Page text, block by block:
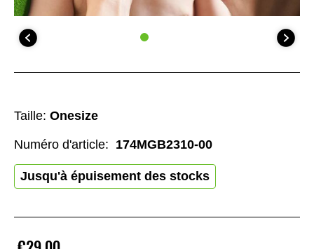
Taille: Onesize
Jusqu'à épuisement des stocks
Numéro d'article: 174MGB2310-00